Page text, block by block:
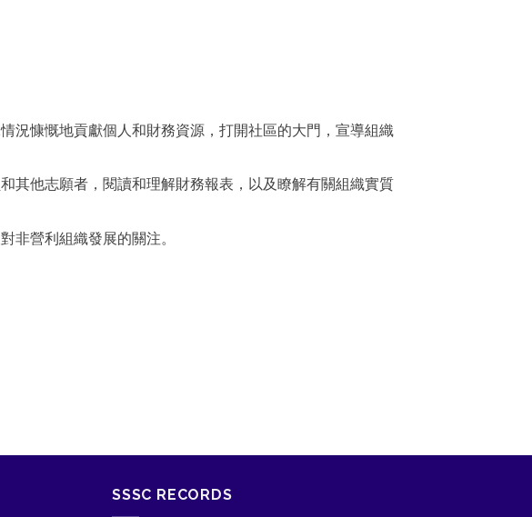
況慷慨地貢獻個人和財務資源，打開社區的大門，宣導組織
其他志願者，閱讀和理解財務報表，以及瞭解有關組織實質
非營利組織發展的關注。
SSSC RECORDS